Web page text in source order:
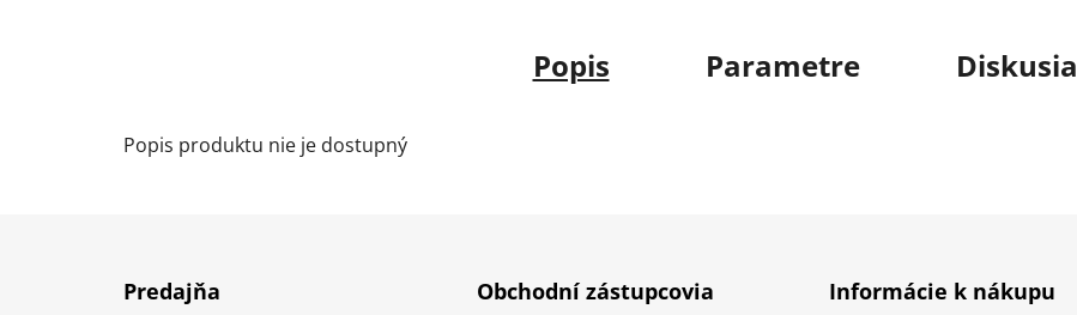
Popis Parametre Diskusia
Popis produktu nie je dostupný
Predajňa Obchodní zástupcovia Informácie k nákupu